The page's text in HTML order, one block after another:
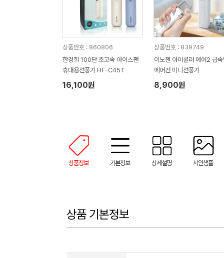
상품번호 : 860806
한경희 100단 초고속 아이스팬
휴대용선풍기 HF-C45T
16,100원
상품번호 : 839749
이노젠 아이쿨러 에어2 급
에어컨 미니선풍기
8,900원
상품정보 기본정보 상세설명 시안샘플
상품 기본정보